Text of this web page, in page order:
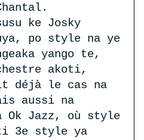
ke Josky
po style na ye
yango te,
akoti,
déjà le cas na
aussi na
Ok Jazz, où style
3e style ya